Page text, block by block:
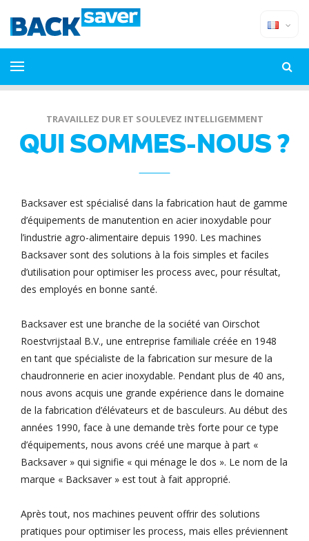
TRAVAILLEZ DUR ET SOULEVEZ INTELLIGEMMENT
QUI SOMMES-NOUS ?
Backsaver est spécialisé dans la fabrication haut de gamme
d’équipements de manutention en acier inoxydable pour
l’industrie agro-alimentaire depuis 1990. Les machines
Backsaver sont des solutions à la fois simples et faciles
d’utilisation pour optimiser les process avec, pour résultat,
des employés en bonne santé.
Backsaver est une branche de la société van Oirschot
Roestvrijstaal B.V., une entreprise familiale créée en 1948
en tant que spécialiste de la fabrication sur mesure de la
chaudronnerie en acier inoxydable. Pendant plus de 40 ans,
nous avons acquis une grande expérience dans le domaine
de la fabrication d’élévateurs et de basculeurs. Au début des
années 1990, face à une demande très forte pour ce type
d’équipements, nous avons créé une marque à part «
Backsaver » qui signifie « qui ménage le dos ». Le nom de la
marque « Backsaver » est tout à fait approprié.
Après tout, nos machines peuvent offrir des solutions
pratiques pour optimiser les process, mais elles préviennent